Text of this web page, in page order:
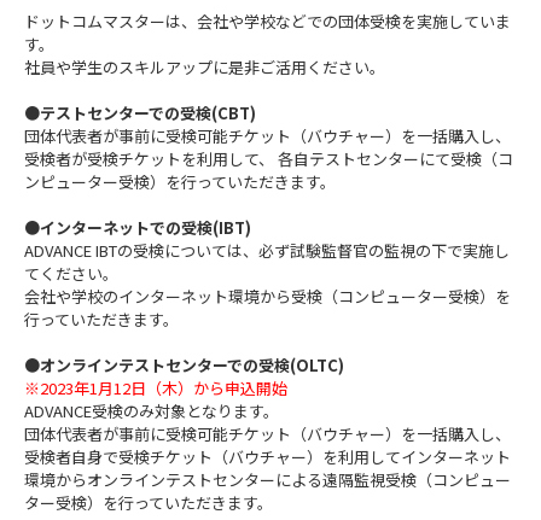
ドットコムマスターは、会社や学校などでの団体受検を実施していま
す。
社員や学生のスキルアップに是非ご活用ください。
●テストセンターでの受検(CBT)
団体代表者が事前に受検可能チケット（バウチャー）を一括購入し、
受検者が受検チケットを利用して、 各自テストセンターにて受検（コ
ンピューター受検）を行っていただきます。
●インターネットでの受検(IBT)
ADVANCE IBTの受検については、必ず試験監督官の監視の下で実施し
てください。
会社や学校のインターネット環境から受検（コンピューター受検）を
行っていただきます。
●オンラインテストセンターでの受検(OLTC)
※2023年1月12日（木）から申込開始
ADVANCE受検のみ対象となります。
団体代表者が事前に受検可能チケット（バウチャー）を一括購入し、
受検者自身で受検チケット（バウチャー）を利用してインターネット
環境からオンラインテストセンターによる遠隔監視受検（コンピュー
ター受検）を行っていただきます。